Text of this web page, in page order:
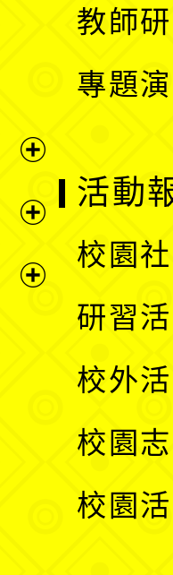
教師
專題
選
活動
校園
研習
校外
校園
校園